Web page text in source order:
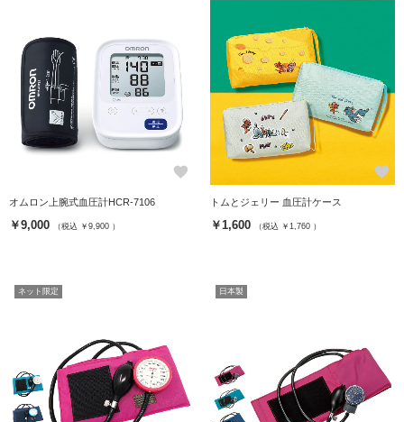
favorite
オムロン上腕式血圧計HCR-7106
￥9,000 （税込 ￥9,900 ）
favorite
トムとジェリー 血圧計ケース
￥1,600 （税込 ￥1,760 ）
ネット限定 日本製